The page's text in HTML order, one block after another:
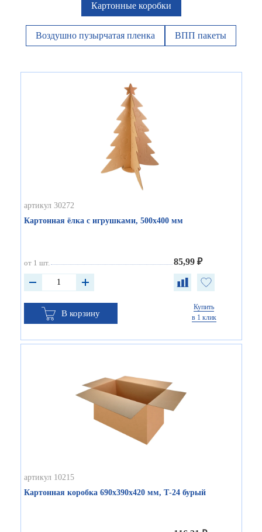
Картонные коробки
Воздушно пузырчатая пленка ВПП пакеты
артикул 30272
Картонная ёлка с игрушками, 500х400 мм
от 1 шт. 85,99 ₽
В корзину
Купить
в 1 клик
артикул 10215
Картонная коробка 690х390х420 мм, Т-24 бурый